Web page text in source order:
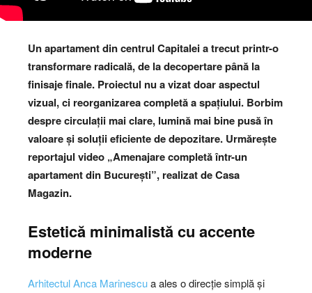
Un apartament din centrul Capitalei a trecut printr-o
transformare radicală, de la decopertare până la
finisaje finale. Proiectul nu a vizat doar aspectul
vizual, ci reorganizarea completă a spațiului. Borbim
despre circulații mai clare, lumină mai bine pusă în
valoare și soluții eficiente de depozitare. Urmărește
reportajul video „Amenajare completă într-un
apartament din București”, realizat de Casa
Magazin.
Estetică minimalistă cu accente
moderne
Arhitectul Anca Marinescua ales o direcție simplă și